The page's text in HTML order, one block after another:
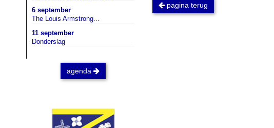
6 september
The Louis Armstrong...
11 september
Donderslag
agenda
pagina terug